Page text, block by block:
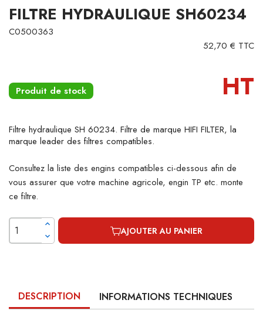
FILTRE HYDRAULIQUE SH60234
C0500363
52,70 € TTC
Produit de stock HT
Filtre hydraulique SH 60234. Filtre de marque HIFI FILTER, la
marque leader des filtres compatibles.
Consultez la liste des engins compatibles ci-dessous afin de
vous assurer que votre machine agricole, engin TP etc. monte
ce filtre.
AJOUTER AU PANIER
DESCRIPTION INFORMATIONS TECHNIQUES